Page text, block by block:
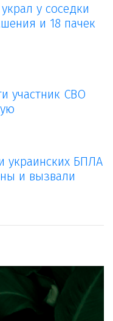
у соседки
и 18 пачек
участник СВО
украинских БПЛА
и вызвали